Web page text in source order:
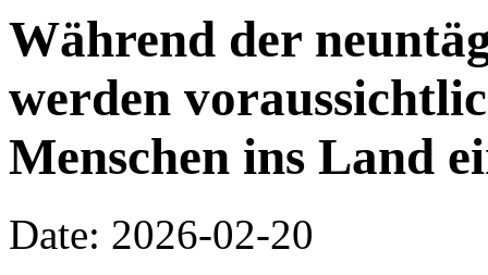
Während der
werden
Menschen ins Land
Date: 2026-02-20